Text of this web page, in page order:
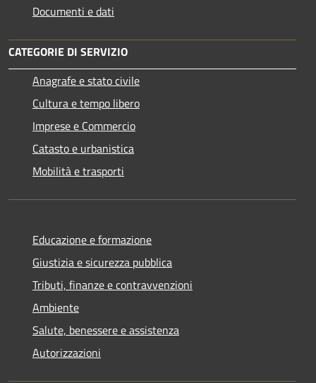
Documenti e dati
CATEGORIE DI SERVIZIO
Anagrafe e stato civile
Cultura e tempo libero
Imprese e Commercio
Catasto e urbanistica
Mobilità e trasporti
Educazione e formazione
Giustizia e sicurezza pubblica
Tributi, finanze e contravvenzioni
Ambiente
Salute, benessere e assistenza
Autorizzazioni